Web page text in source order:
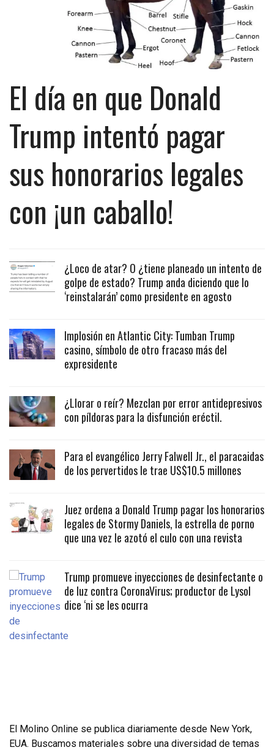
El día en que Donald
Trump intentó pagar
sus honorarios legales
con ¡un caballo!
¿Loco de atar? O ¿tiene planeado un intento de
golpe de estado? Trump anda diciendo que lo
‘reinstalarán’ como presidente en agosto
Implosión en Atlantic City: Tumban Trump
casino, símbolo de otro fracaso más del
expresidente
¿Llorar o reír? Mezclan por error antidepresivos
con píldoras para la disfunción eréctil.
Para el evangélico Jerry Falwell Jr., el paracaidas
de los pervertidos le trae US$10.5 millones
Juez ordena a Donald Trump pagar los honorarios
legales de Stormy Daniels, la estrella de porno
que una vez le azotó el culo con una revista
Trump promueve inyecciones de desinfectante o
de luz contra CoronaVirus; productor de Lysol
dice ‘ni se les ocurra
El Molino Online se publica diariamente desde New York,
EUA. Buscamos materiales sobre una diversidad de temas